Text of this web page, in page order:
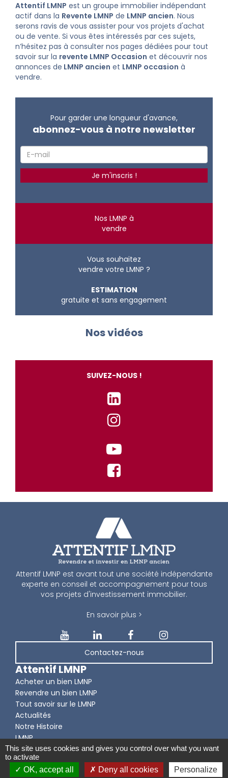
Attentif LMNP est un groupe immobilier indépendant
actif dans la Revente LMNP de LMNP ancien. Nous
serons ravis de vous assister pour vos projets d'achat
ou de vente. Si vous êtes intéressés par ces sujets,
n’hésitez pas à consulter nos pages dédiées pour tout
savoir sur la revente LMNP Occasion et découvrir nos
annonces de LMNP ancien et LMNP occasion à
vendre.
Pour garder une longueur d'avance,
abonnez-vous à notre newsletter
Nos LMNP à
vendre
Vous souhaitez
vendre votre LMNP ?
ESTIMATION
gratuite et sans engagement
Nos vidéos
SUIVEZ-NOUS !
Attentif LMNP est avant tout une société indépendante
experte en conseil et accompagnement pour tous
vos projets d'investissement immobilier.
En savoir plus >
Contactez-nous
Attentif LMNP
Acheter un bien LMNP
Revendre un bien LMNP
Tout savoir sur le LMNP
Actualités
Notre Histoire
LMNP
© Attentif LMNP 2026 - Mentions légales, Données personnelles
This site uses cookies and gives you control over what you want
to activate
OK, accept all
Deny all cookies Personalize